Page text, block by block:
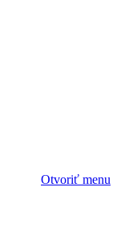
Otvoriť menu